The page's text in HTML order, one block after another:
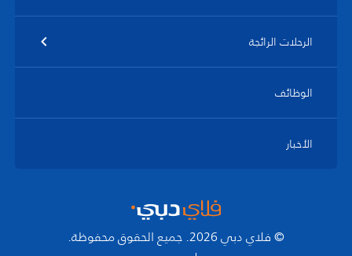
الرحلات الرائجة
الوظائف
الأخبار
© فلاي دبي 2026. جميع الحقوق محفوظة.